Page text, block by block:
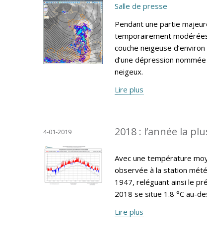
Salle de presse
Pendant une partie
temporairement
couche neigeuse
d’une dépression
neigeux.
Lire plus
2018 : l’année la
4-01-2019
Avec une température
observée à la station
1947, reléguant ainsi le
2018 se situe 1.8 °C au-
Lire plus